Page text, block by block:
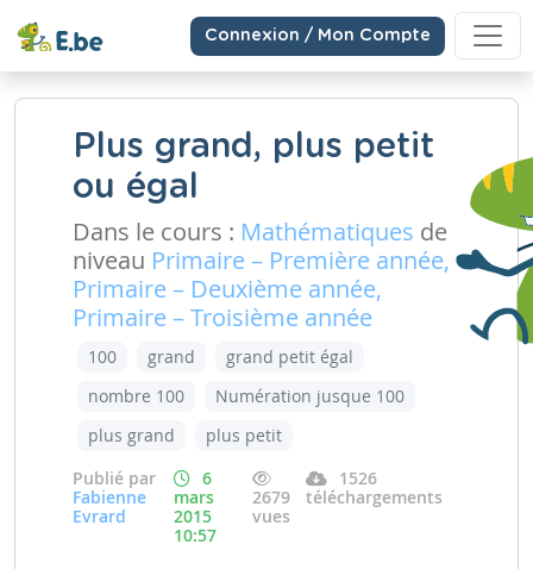
Connexion / Mon Compte
Plus grand, plus petit
ou égal
Dans le cours : Mathématiques de
niveau Primaire – Première année,
Primaire – Deuxième année,
Primaire – Troisième année
100 grand
grand petit égal
nombre 100
Numération jusque 100
plus grand
plus petit
Publié par
Fabienne
Evrard
6
mars
2015
10:57
2679
vues
1526
téléchargements